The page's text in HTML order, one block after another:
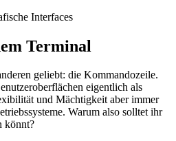
Interfaces
Terminal
geliebt: die Kommandozeile.
eigentlich als
und Mächtigkeit aber immer
Warum also solltet ihr
könnt?